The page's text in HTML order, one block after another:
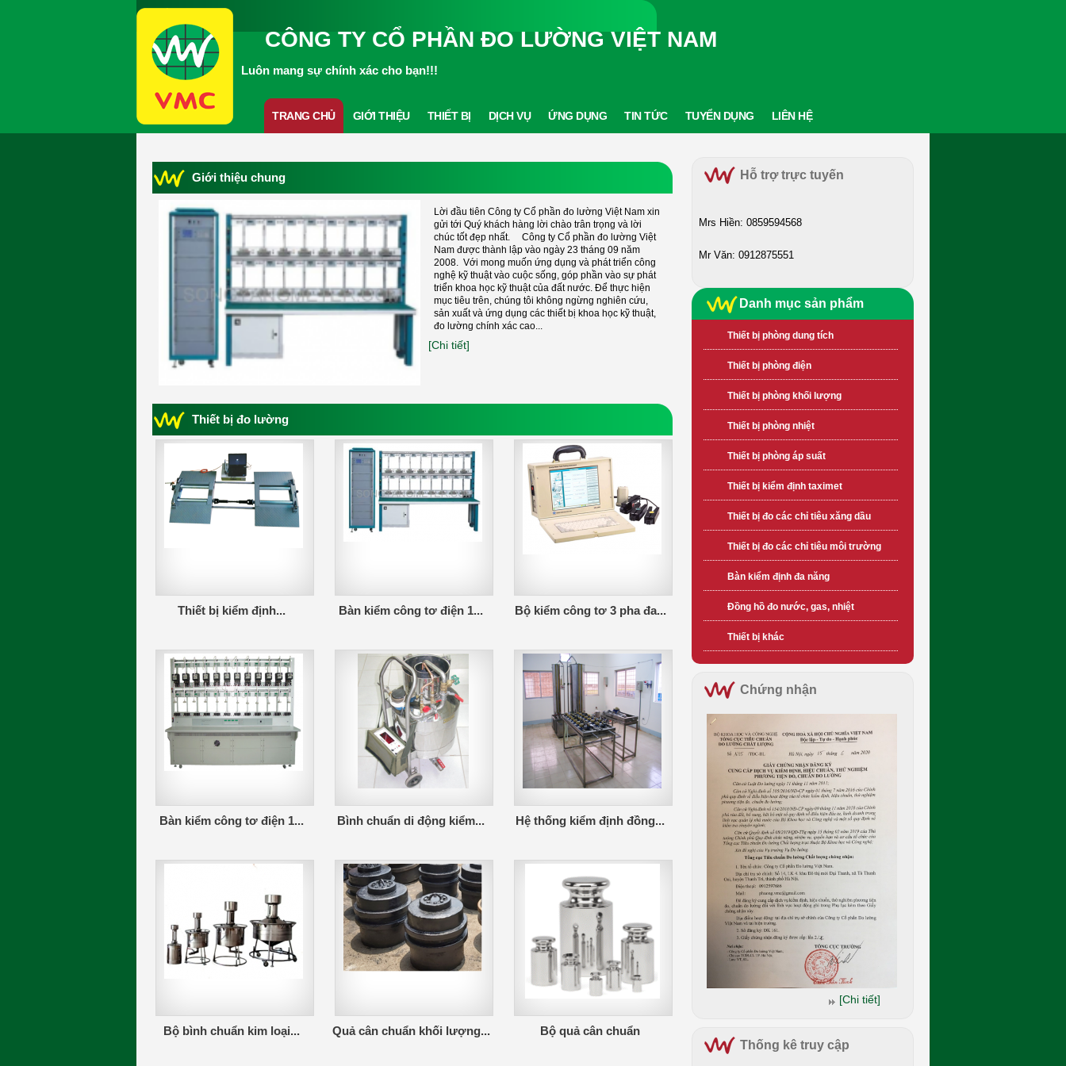
CÔNG TY CỔ PHẦN ĐO LƯỜNG VIỆT NAM
Luôn mang sự chính xác cho bạn!!!
TRANG CHỦ GIỚI THIỆU THIẾT BỊ DỊCH VỤ ỨNG DỤNG TIN TỨC TUYỂN DỤNG LIÊN HỆ
Giới thiệu chung
Lời đầu tiên Công ty Cổ phần đo lường Việt Nam xin
gửi tới Quý khách hàng lời chào trân trọng và lời
chúc tốt đẹp nhất. Công ty Cổ phần đo lường Việt
Nam được thành lập vào ngày 23 tháng 09 năm
2008. Với mong muốn ứng dụng và phát triển công
nghệ kỹ thuật vào cuộc sống, góp phần vào sự phát
triển khoa học kỹ thuật của đất nước. Để thực hiện
mục tiêu trên, chúng tôi không ngừng nghiên cứu,
sản xuất và ứng dụng các thiết bị khoa học kỹ thuật,
đo lường chính xác cao...
[Chi tiết]
Thiết bị đo lường
Thiết bị kiểm định... Bàn kiểm công tơ điện 1... Bộ kiểm công tơ 3 pha đa...
Bàn kiểm công tơ điện 1... Bình chuẩn di động kiểm... Hệ thống kiểm định đồng...
Bộ bình chuẩn kim loại... Quả cân chuẩn khối lượng... Bộ quả cân chuẩn
Hỗ trợ trực tuyến
Mrs Hiền: 0859594568
Mr Văn: 0912875551
Danh mục sản phẩm
Thiết bị phòng dung tích
Thiết bị phòng điện
Thiết bị phòng khối lượng
Thiết bị phòng nhiệt
Thiết bị phòng áp suất
Thiết bị kiểm định taximet
Thiết bị đo các chỉ tiêu xăng dầu
Thiết bị đo các chỉ tiêu môi trường
Bàn kiểm định đa năng
Đồng hồ đo nước, gas, nhiệt
Thiết bị khác
Chứng nhận
[Chi tiết]
Thống kê truy cập